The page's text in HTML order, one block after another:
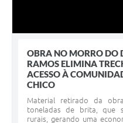
OBRA NO MORRO DO
RAMOS ELIMINA
ACESSO À
CHICO
Material retirado da
toneladas de brita, que
rurais, gerando uma